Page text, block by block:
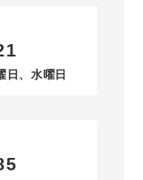
、水曜日